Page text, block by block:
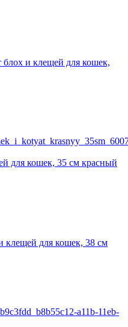
и клещей для кошек,
для кошек, 35 см красный
клещей для кошек, 38 см